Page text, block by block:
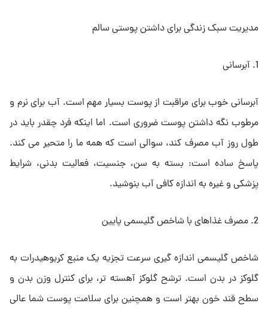
مدیریت سبک زندگی برای داشتن پوستی سالم
1. آبرسانی
آبرسانی خوب برای مراقبت از پوست بسیار مهم است. آب برای نرم و
مرطوب نگه داشتن پوست ضروری است. اما اینکه فرد چقدر باید در
طول روز آب مصرف کند، سوالی است که همه ما را متحیر می کند.
پاسخ ساده است: بسته به سن، جنسیت، فعالیت بدنی، شرایط
پزشکی و غیره به اندازه کافی آب بنوشید.
2. مصرف غذاهای با شاخص گلیسمی پایین
شاخص گلیسمی اندازه گیری سرعت تجزیه یک منبع کربوهیدرات به
گلوکز در بدن است. ترشح گلوکز آهسته تر، برای کنترل وزن بدن و
سطح قند خون بهتر است و همچنین برای سلامت پوست شما عالی